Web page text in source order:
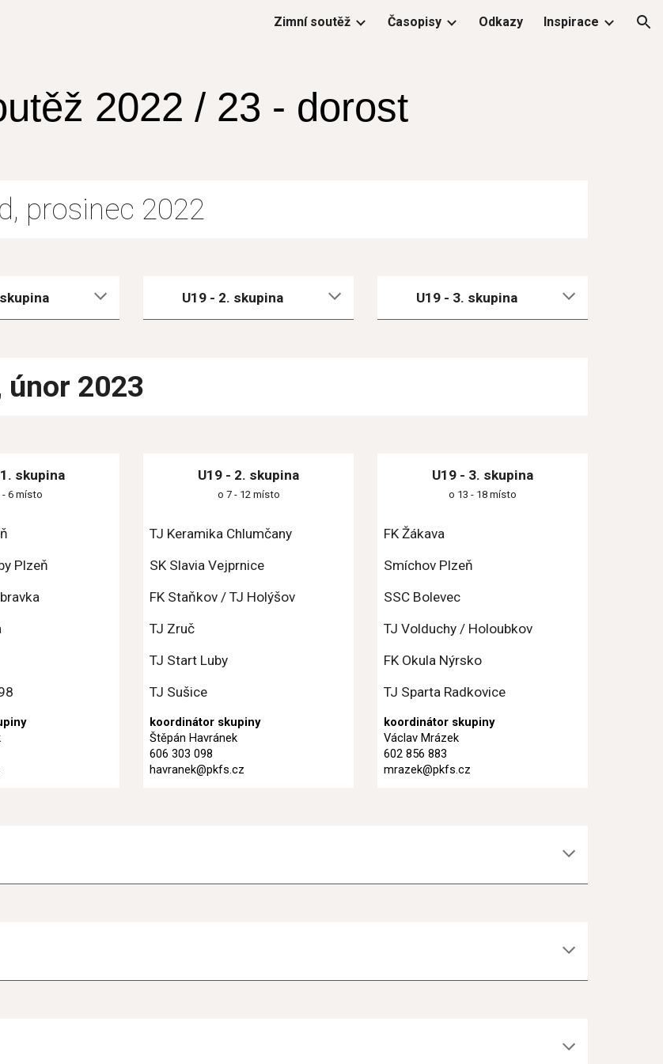
Skip to navigation
Zimní soutěž Časopisy Odkazy Inspirace
2022 / 23 - dorost
prosinec 2022
U19 - 2. skupina U19 - 3. skupina
únor 2023
skupina
- 6 místo
Plzeň
U19 - 2. skupina
o 7 - 12 místo
TJ Keramika Chlumčany
SK Slavia Vejprnice
FK Staňkov / TJ Holýšov
TJ Zruč
TJ Start Luby
TJ Sušice
koordinátor skupiny
Štěpán Havránek
606 303 098
havranek@pkfs.cz
U19 - 3. skupina
o 13 - 18 místo
FK Žákava
Smíchov Plzeň
SSC Bolevec
TJ Volduchy / Holoubkov
FK Okula Nýrsko
TJ Sparta Radkovice
koordinátor skupiny
Václav Mrázek
602 856 883
mrazek@pkfs.cz